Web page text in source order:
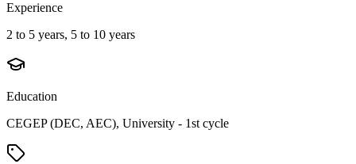
Experience
2 to 5 years, 5 to 10 years
Education
CEGEP (DEC, AEC), University - 1st cycle